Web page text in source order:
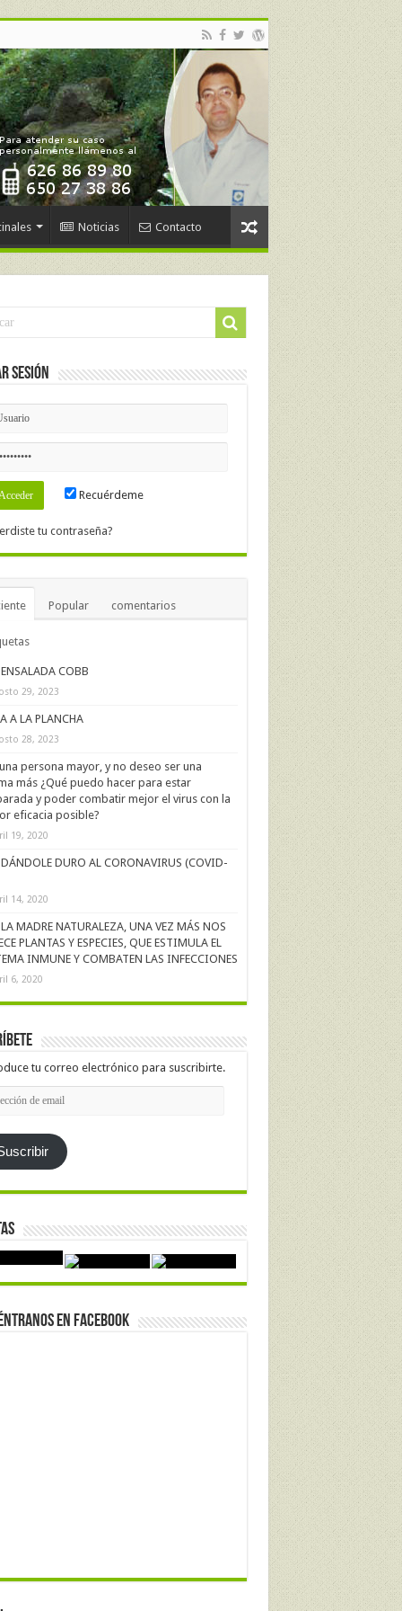
Noticias Contacto
Sesión
Recuérdeme
tu contraseña?
Popular comentarios
ENSALADA COBB
29, 2023
A LA PLANCHA
28, 2023
persona mayor, y no deseo ser una
más ¿Qué puedo hacer para estar
y poder combatir mejor el virus con la
eficacia posible?
19, 2020
DÁNDOLE DURO AL CORONAVIRUS (COVID-
14, 2020
LA MADRE NATURALEZA, UNA VEZ MÁS NOS
PLANTAS Y ESPECIES, QUE ESTIMULA EL
INMUNE Y COMBATEN LAS INFECCIONES
6, 2020
tu correo electrónico para suscribirte.
en Facebook